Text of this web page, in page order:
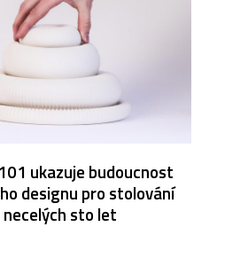
ukazuje budoucnost
designu pro stolování
necelých sto let